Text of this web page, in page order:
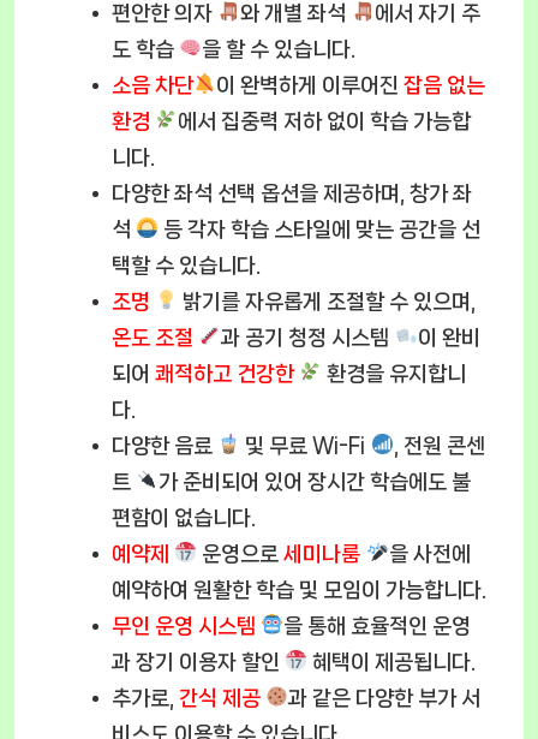
편안한 의자
와 개별 좌석
에서 자기 주
도 학습
을 할 수 있습니다.
소음 차단
이 완벽하게 이루어진잡음 없는
환경
에서 집중력 저하 없이 학습 가능합
니다.
다양한 좌석 선택 옵션을 제공하며, 창가 좌
석
등 각자 학습 스타일에 맞는 공간을 선
택할 수 있습니다.
조명
밝기를 자유롭게 조절할 수 있으며,
온도 조절
과 공기 청정 시스템
이 완비
되어 쾌적하고 건강한
환경을 유지합니
다.
다양한 음료
및 무료 Wi-Fi
, 전원 콘센
트
가 준비되어 있어 장시간 학습에도 불
편함이 없습니다.
예약제
운영으로세미나룸
을 사전에
예약하여 원활한 학습 및 모임이 가능합니다.
무인 운영 시스템
을 통해 효율적인 운영
과 장기 이용자 할인
혜택이 제공됩니다.
추가로, 간식 제공
과 같은 다양한 부가 서
비스도 이용할 수 있습니다.